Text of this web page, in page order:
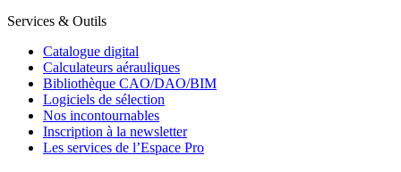
Services & Outils
Catalogue digital
Calculateurs aérauliques
Bibliothèque CAO/DAO/BIM
Logiciels de sélection
Nos incontournables
Inscription à la newsletter
Les services de l’Espace Pro